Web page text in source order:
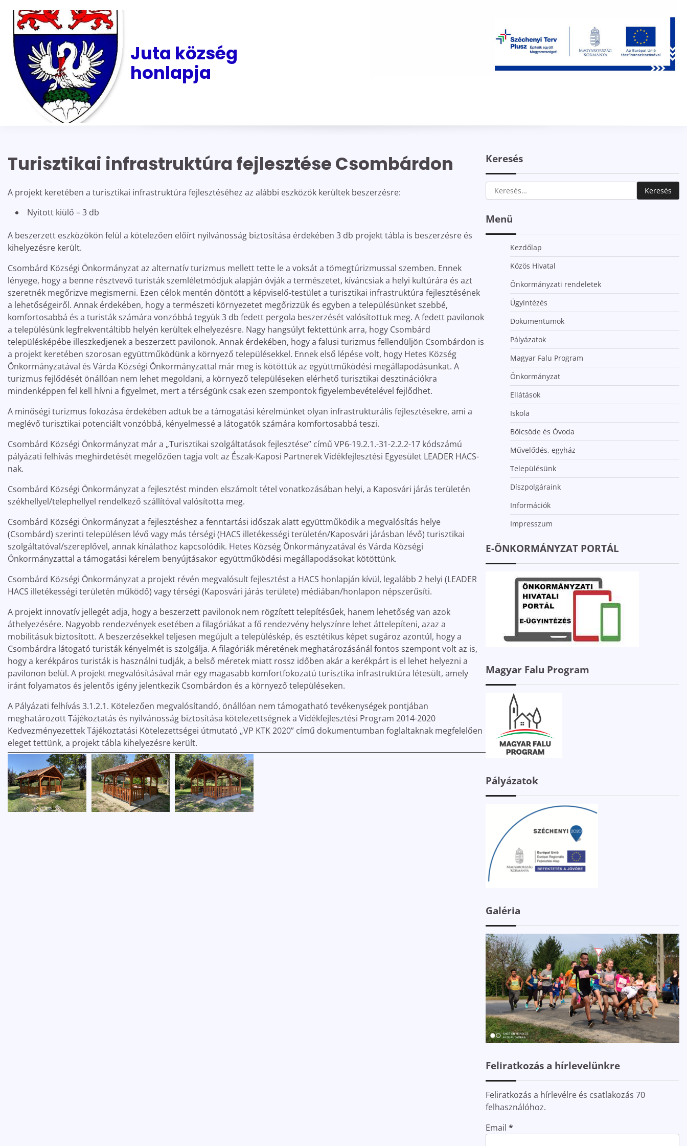
content
Juta község
honlapja
Turisztikai infrastruktúra fejlesztése Csombárdon
A projekt keretében a turisztikai infrastruktúra fejlesztéséhez az alábbi eszközök kerültek beszerzésre:
Nyitott kiülő – 3 db
A beszerzett eszközökön felül a kötelezően előírt nyilvánosság biztosítása érdekében 3 db projekt tábla is beszerzésre és
kihelyezésre került.
Csombárd Községi Önkormányzat az alternatív turizmus mellett tette le a voksát a tömegtúrizmussal szemben. Ennek
lényege, hogy a benne résztvevő turisták szemléletmódjuk alapján óvják a természetet, kíváncsiak a helyi kultúrára és azt
szeretnék megőrizve megismerni. Ezen célok mentén döntött a képviselő-testület a turisztikai infrastruktúra fejlesztésének
a lehetőségeiről. Annak érdekében, hogy a természeti környezetet megőrizzük és egyben a településünket szebbé,
komfortosabbá és a turisták számára vonzóbbá tegyük 3 db fedett pergola beszerzését valósítottuk meg. A fedett pavilonok
a településünk legfrekventáltibb helyén kerültek elhelyezésre. Nagy hangsúlyt fektettünk arra, hogy Csombárd
településképébe illeszkedjenek a beszerzett pavilonok. Annak érdekében, hogy a falusi turizmus fellendüljön Csombárdon is
a projekt keretében szorosan együttműködünk a környező településekkel. Ennek első lépése volt, hogy Hetes Község
Önkormányzatával és Várda Községi Önkormányzattal már meg is kötöttük az együttműködési megállapodásunkat. A
turizmus fejlődését önállóan nem lehet megoldani, a környező településeken elérhető turisztikai desztinációkra
mindenképpen fel kell hívni a figyelmet, mert a térségünk csak ezen szempontok figyelembevételével fejlődhet.
A minőségi turizmus fokozása érdekében adtuk be a támogatási kérelmünket olyan infrastrukturális fejlesztésekre, ami a
meglévő turisztikai potenciált vonzóbbá, kényelmessé a látogatók számára komfortosabbá teszi.
Csombárd Községi Önkormányzat már a „Turisztikai szolgáltatások fejlesztése” című VP6-19.2.1.-31-2.2.2-17 kódszámú
pályázati felhívás meghirdetését megelőzően tagja volt az Észak-Kaposi Partnerek Vidékfejlesztési Egyesület LEADER HACS-
nak.
Csombárd Községi Önkormányzat a fejlesztést minden elszámolt tétel vonatkozásában helyi, a Kaposvári járás területén
székhellyel/telephellyel rendelkező szállítóval valósította meg.
Csombárd Községi Önkormányzat a fejlesztéshez a fenntartási időszak alatt együttműködik a megvalósítás helye
(Csombárd) szerinti településen lévő vagy más térségi (HACS illetékességi területén/Kaposvári járásban lévő) turisztikai
szolgáltatóval/szereplővel, annak kínálathoz kapcsolódik. Hetes Község Önkormányzatával és Várda Községi
Önkormányzattal a támogatási kérelem benyújtásakor együttműködési megállapodásokat kötöttünk.
Csombárd Községi Önkormányzat a projekt révén megvalósult fejlesztést a HACS honlapján kívül, legalább 2 helyi (LEADER
HACS illetékességi területén működő) vagy térségi (Kaposvári járás területe) médiában/honlapon népszerűsíti.
A projekt innovatív jellegét adja, hogy a beszerzett pavilonok nem rögzített telepítésűek, hanem lehetőség van azok
áthelyezésére. Nagyobb rendezvények esetében a filagóriákat a fő rendezvény helyszínre lehet áttelepíteni, azaz a
mobilitásuk biztosított. A beszerzésekkel teljesen megújult a településkép, és esztétikus képet sugároz azontúl, hogy a
Csombárdra látogató turisták kényelmét is szolgálja. A filagóriák méretének meghatározásánál fontos szempont volt az is,
hogy a kerékpáros turisták is használni tudják, a belső méretek miatt rossz időben akár a kerékpárt is el lehet helyezni a
pavilonon belül. A projekt megvalósításával már egy magasabb komfortfokozatú turisztika infrastruktúra létesült, amely
iránt folyamatos és jelentős igény jelentkezik Csombárdon és a környező településeken.
A Pályázati felhívás 3.1.2.1. Kötelezően megvalósítandó, önállóan nem támogatható tevékenységek pontjában
meghatározott Tájékoztatás és nyilvánosság biztosítása kötelezettségnek a Vidékfejlesztési Program 2014-2020
Kedvezményezettek Tájékoztatási Kötelezettségei útmutató „VP KTK 2020” című dokumentumban foglaltaknak megfelelően
eleget tettünk, a projekt tábla kihelyezésre került.
Keresés
Keresés:
Menü
Kezdőlap
Közös Hivatal
Önkormányzati rendeletek
Ügyintézés
Dokumentumok
Pályázatok
Magyar Falu Program
Önkormányzat
Ellátások
Iskola
Bölcsöde és Óvoda
Művelődés, egyház
Településünk
Díszpolgáraink
Információk
Impresszum
E-ÖNKORMÁNYZAT PORTÁL
Magyar Falu Program
Pályázatok
Galéria
Feliratkozás a hírlevelünkre
Feliratkozás a hírlevélre és csatlakozás 70
felhasználóhoz.
Email *